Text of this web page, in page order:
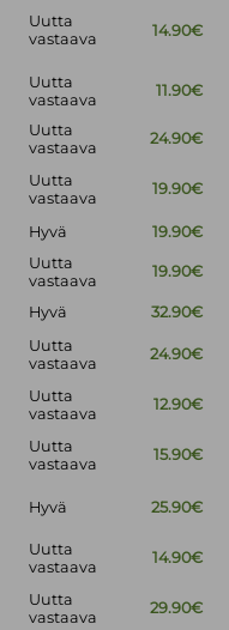
Uutta
vastaava
14.90€
Uutta
vastaava
11.90€
Uutta
vastaava
24.90€
Uutta
vastaava
19.90€
Hyvä 19.90€
Uutta
vastaava
19.90€
Hyvä
32.90€
Uutta
vastaava
24.90€
Uutta
vastaava
12.90€
Uutta
vastaava
15.90€
Hyvä 25.90€
Uutta
vastaava
14.90€
Uutta
vastaava
29.90€